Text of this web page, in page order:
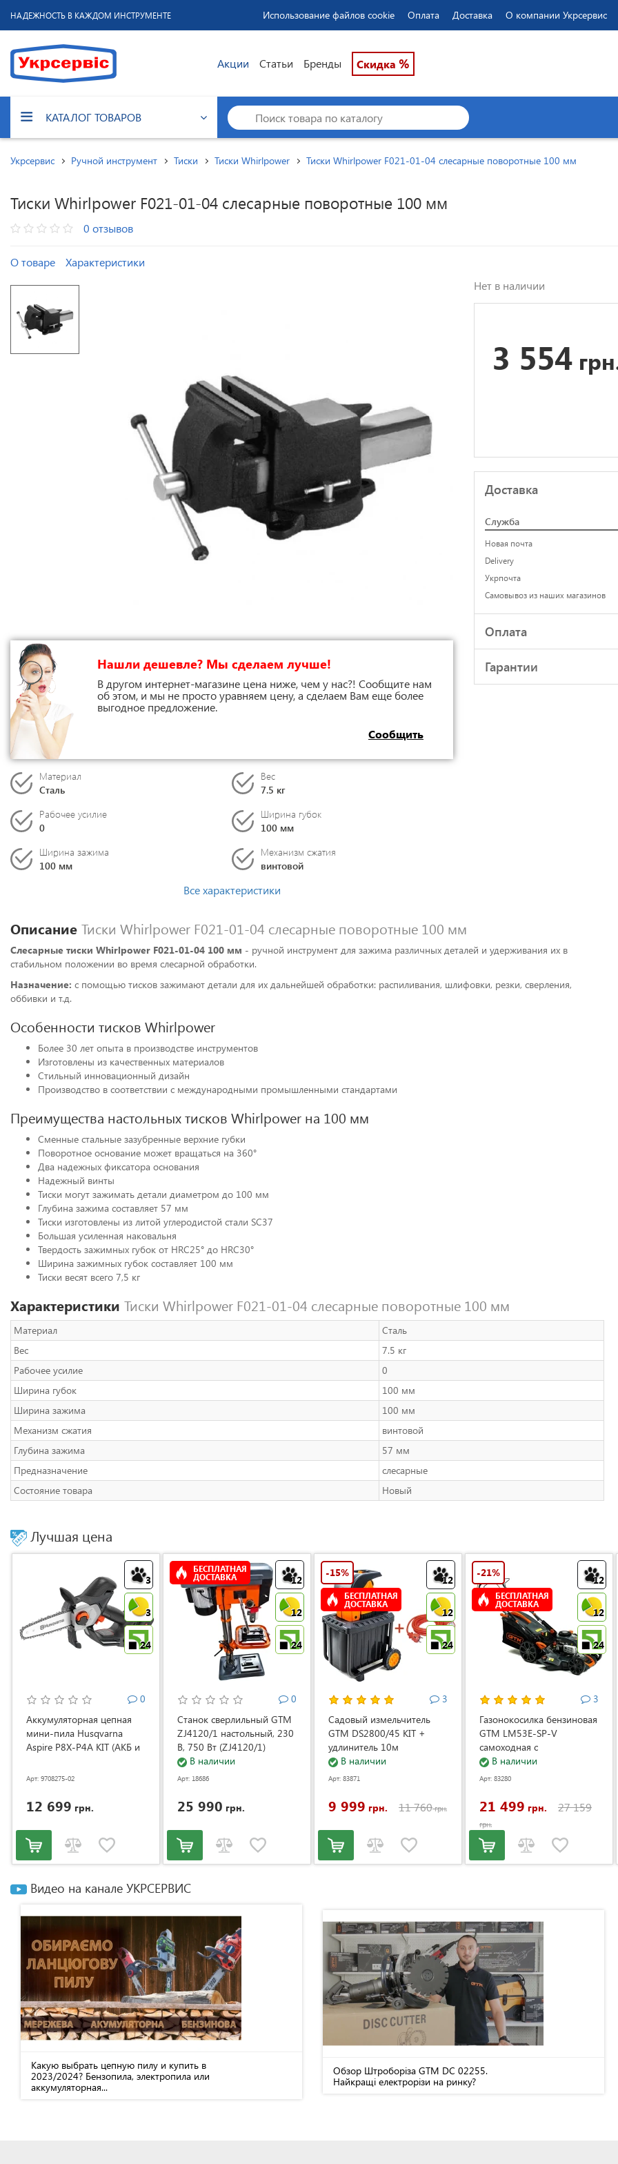
НАДЕЖНОСТЬ В КАЖДОМ ИНСТРУМЕНТЕ Использование файлов cookie Оплата Доставка О компании Укрсервис
Акции Статьи Бренды Скидка %
КАТАЛОГ ТОВАРОВ
Укрсервис Ручной инструмент Тиски Тиски Whirlpower Тиски Whirlpower F021-01-04 слесарные поворотные 100 мм
Тиски Whirlpower F021-01-04 слесарные поворотные 100 мм
0 отзывов
О товаре Характеристики
Нашли дешевле? Мы сделаем лучше!
В другом интернет-магазине цена ниже, чем у нас?! Сообщите нам
об этом, и мы не просто уравняем цену, а сделаем Вам еще более
выгодное предложение.
Сообщить
Материал
Сталь
Вес
7.5 кг
Рабочее усилие
0
Ширина губок
100 мм
Ширина зажима
100 мм
Механизм сжатия
винтовой
Все характеристики
Нет в наличии
3 554
Доставка
Служба
Новая почта
Delivery
Укрпочта
Самовывоз из наших магазинов
Оплата
Гарантии
Описание Тиски Whirlpower F021-01-04 слесарные поворотные 100 мм
Слесарные тиски Whirlpower F021-01-04 100 мм - ручной инструмент для зажима различных деталей и удерживания их в
стабильном положении во время слесарной обработки.
Назначение: с помощью тисков зажимают детали для их дальнейшей обработки: распиливания, шлифовки, резки, сверления,
оббивки и т.д.
Особенности тисков Whirlpower
Более 30 лет опыта в производстве инструментов
Изготовлены из качественных материалов
Стильный инновационный дизайн
Производство в соответствии с международными промышленными стандартами
Преимущества настольных тисков Whirlpower на 100 мм
Сменные стальные зазубренные верхние губки
Поворотное основание может вращаться на 360°
Два надежных фиксатора основания
Надежный винты
Тиски могут зажимать детали диаметром до 100 мм
Глубина зажима составляет 57 мм
Тиски изготовлены из литой углеродистой стали SC37
Большая усиленная наковальня
Твердость зажимных губок от HRC25° до HRC30°
Ширина зажимных губок составляет 100 мм
Тиски весят всего 7,5 кг
Характеристики Тиски Whirlpower F021-01-04 слесарные поворотные 100 мм
Материал
Сталь
Вес
7.5 кг
Рабочее усилие
0
Ширина губок
100 мм
Ширина зажима
100 мм
Механизм сжатия
винтовой
Глубина зажима
57 мм
Предназначение
слесарные
Состояние товара
Новый
Лучшая цена
3
3
24
0
Аккумуляторная цепная
мини-пила Husqvarna
Aspire P8X-P4A KIT (АКБ и
Арт: 9708275-02
12 699 грн.
12
12
24
БЕСПЛАТНАЯ
ДОСТАВКА
0
Станок сверлильный GTM
ZJ4120/1 настольный, 230
В, 750 Вт (ZJ4120/1)
В наличии
Арт: 18686
25 990 грн.
12
12
24
-15%
БЕСПЛАТНАЯ
ДОСТАВКА
3
Садовый измельчитель
GTM DS2800/45 KIT +
удлинитель 10м
(DS2800/45_KIT+ext.cord)
В наличии
Арт: 83871
9 999 грн. 11 760грн.
12
12
24
-21%
БЕСПЛАТНАЯ
ДОСТАВКА
3
Газонокосилка бензиновая
GTM LM53E-SP-V
самоходная с
электростартером и
регулировкой скорости
В наличии
Арт: 83280
21 499 грн. 27 159
грн.
Видео на канале УКРСЕРВИС
Какую выбрать цепную пилу и купить в
2023/2024? Бензопила, электропила или
аккумуляторная...
Обзор Штроборіза GTM DC 02255.
Найкращі електрорізи на ринку?